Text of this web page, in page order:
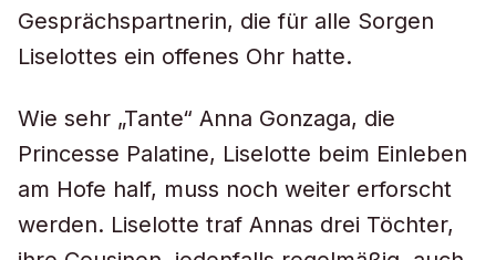
Gesprächspartnerin, die für alle Sorgen
Liselottes ein offenes Ohr hatte.
Wie sehr „Tante“ Anna Gonzaga, die
Princesse Palatine, Liselotte beim Einleben
am Hofe half, muss noch weiter erforscht
werden. Liselotte traf Annas drei Töchter,